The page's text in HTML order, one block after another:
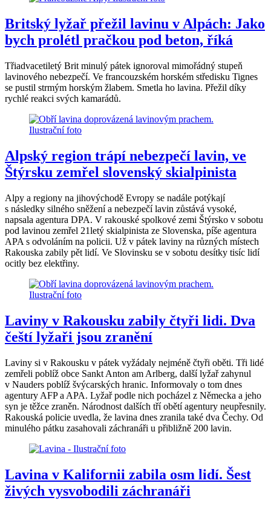
Britský lyžař přežil lavinu v Alpách: Jako
bych prolétl pračkou pod beton, říká
Třiadvacetiletý Brit minulý pátek ignoroval mimořádný stupeň
lavinového nebezpečí. Ve francouzském horském středisku Tignes
se pustil strmým horským žlabem. Smetla ho lavina. Přežil díky
rychlé reakci svých kamarádů.
Alpský region trápí nebezpečí lavin, ve
Štýrsku zemřel slovenský skialpinista
Alpy a regiony na jihovýchodě Evropy se nadále potýkají
s následky silného sněžení a nebezpečí lavin zůstává vysoké,
napsala agentura DPA. V rakouské spolkové zemi Štýrsko v sobotu
pod lavinou zemřel 21letý skialpinista ze Slovenska, píše agentura
APA s odvoláním na policii. Už v pátek laviny na různých místech
Rakouska zabily pět lidí. Ve Slovinsku se v sobotu desítky tisíc lidí
ocitly bez elektřiny.
Laviny v Rakousku zabily čtyři lidi. Dva
čeští lyžaři jsou zranění
Laviny si v Rakousku v pátek vyžádaly nejméně čtyři oběti. Tři lidé
zemřeli poblíž obce Sankt Anton am Arlberg, další lyžař zahynul
v Nauders poblíž švýcarských hranic. Informovaly o tom dnes
agentury AFP a APA. Lyžař podle nich pocházel z Německa a jeho
syn je těžce zraněn. Národnost dalších tří obětí agentury neupřesnily.
Rakouská policie uvedla, že lavina dnes zranila také dva Čechy. Od
minulého pátku zasahovali záchranáři u přibližně 200 lavin.
Lavina v Kalifornii zabila osm lidí. Šest
živých vysvobodili záchranáři